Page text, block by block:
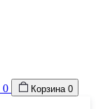
0 Корзина 0